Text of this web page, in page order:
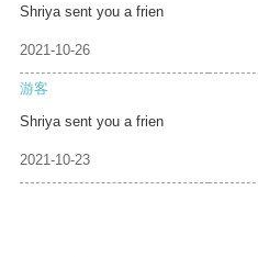
Shriya sent you a frien
2021-10-26
游客
Shriya sent you a frien
2021-10-23